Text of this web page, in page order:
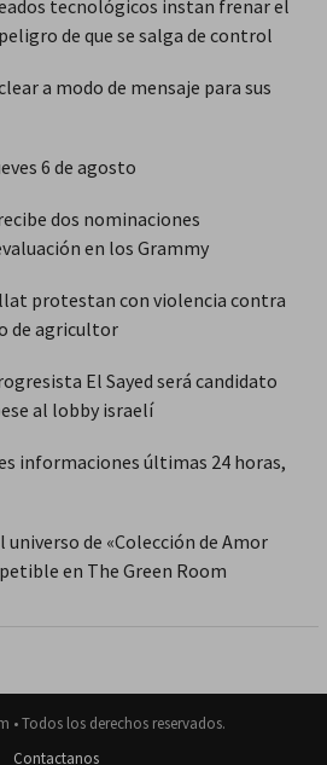
tecnológicos instan frenar el
de que se salga de control
a modo de mensaje para sus
6 de agosto
dos nominaciones
en los Grammy
protestan con violencia contra
de agricultor
El Sayed será candidato
al lobby israelí
informaciones últimas 24 horas,
universo de «Colección de Amor
en The Green Room
Todos los derechos reservados.
Contactanos